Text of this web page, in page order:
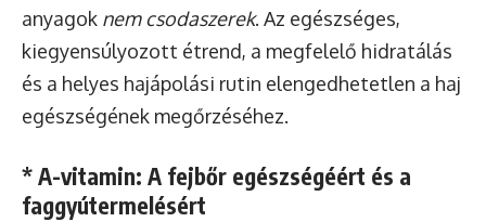
anyagok nem csodaszerek. Az egészséges,
kiegyensúlyozott étrend, a megfelelő hidratálás
és a helyes hajápolási rutin elengedhetetlen a haj
egészségének megőrzéséhez.
* A-vitamin: A fejbőr egészségéért és a
faggyútermelésért